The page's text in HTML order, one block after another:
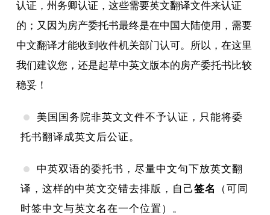
认证，州务卿认证，这些需要英文翻译文件来认证
的；又因为房产委托书最终是在中国大陆使用，需要
中文翻译才能收到收件机关部门认可。所以，在这里
我们建议您，还是起草中英文版本的房产委托书比较
稳妥！
美国国务院非英文文件不予认证，只能将委
托书翻译成英文后公证。
中英双语的委托书，尽量中文句下放英文翻
译，这样的中英文交错去排版，自己签名
（可同
时签中文与英文名在一个位置）
。